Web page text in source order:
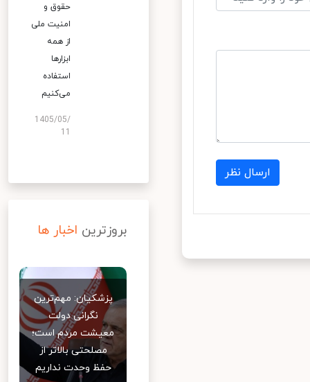
ارسال نظر
حقوق و
امنیت ملی
از همه
ابزارها
استفاده
می‌کنیم
1405/05/
بروزترین اخبار ها
پزشکیان: مهم‌ترین
نگرانی دولت
معیشت مردم است؛
مصلحتی بالاتر از
حفظ وحدت نداریم